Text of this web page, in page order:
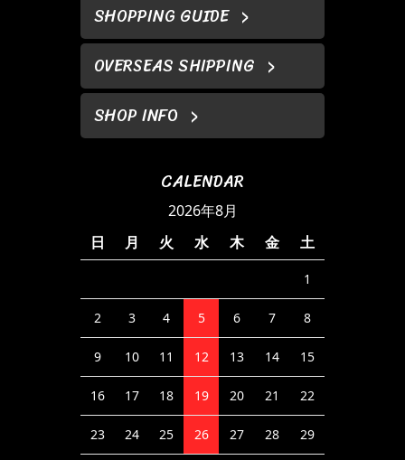
SHOPPING GUIDE
OVERSEAS SHIPPING
SHOP INFO
CALENDAR
2026年8月
日
月 火 水 木 金 土
1
2 3 4 5 6 7 8
9 10 11 12 13 14 15
16 17 18 19 20 21 22
23 24 25 26 27 28 29